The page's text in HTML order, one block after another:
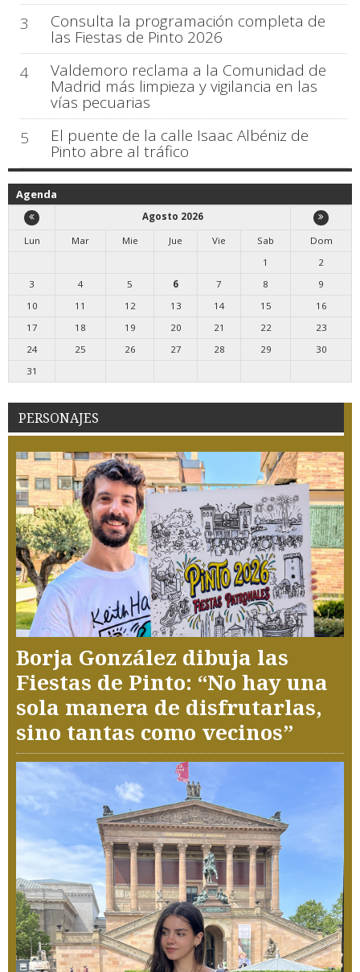
3
Consulta la programación completa de
las Fiestas de Pinto 2026
4
Valdemoro reclama a la Comunidad de
Madrid más limpieza y vigilancia en las
vías pecuarias
5
El puente de la calle Isaac Albéniz de
Pinto abre al tráfico
Agenda
Agosto 2026
Lun
Mar Mie Jue Vie Sab
Dom
1
2
3
4 5 6 7 8
9
10
11 12 13 14 15
16
17
18 19 20 21 22
23
24
25 26 27 28 29
30
31
PERSONAJES
Borja González dibuja las
Fiestas de Pinto: “No hay una
sola manera de disfrutarlas,
sino tantas como vecinos”